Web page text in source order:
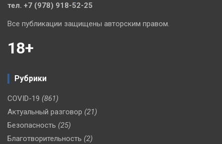
тел. +7 (978) 918-52-25
Все публикации защищены авторским правом.
18+
Рубрики
COVID-19 (861)
Актуальный разговор (21)
Безопасность (25)
Благотворительность (2)